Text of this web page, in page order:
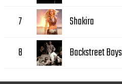
7 Shakira
8 Backstreet Boys